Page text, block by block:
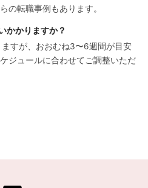
の転職事例もあります。
かかりますか？
すが、おおむね3〜6週間が目安
ジュールに合わせてご調整いただ